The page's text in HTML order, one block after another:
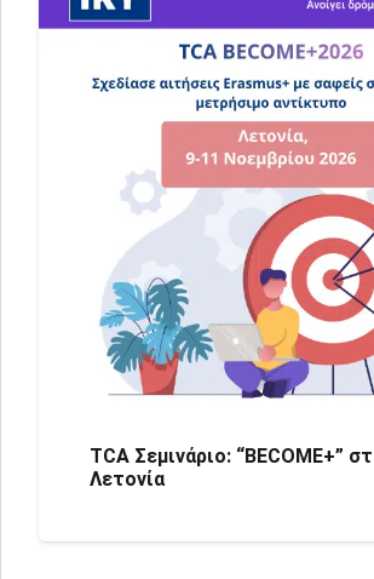
TCA Σεμινάριο: “BECOME+”
Λετονία